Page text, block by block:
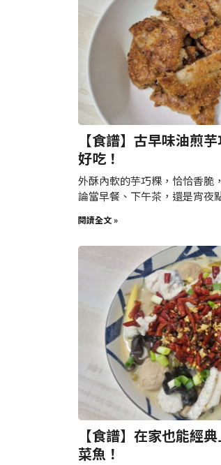
【食譜】古早味油煎
好吃！
外酥內軟的芋巧粿，恰恰香脆
論當早餐、下午茶，還是宵夜
閱讀全文 »
【食譜】在家也能經
菜魚！